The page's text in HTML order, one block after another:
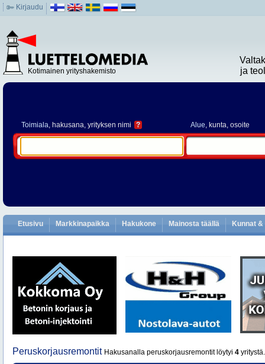
Kirjaudu
Kotimainen yrityshakemisto
ja
Toimiala, hakusana, yrityksen nimi ? Alue, kunta, osoite
Etusivu Markkinapaikka Hakukone Mainosta täällä Kunnat
Peruskorjausremontit Hakusanalla peruskorjausremontit löytyi 4 yritystä.